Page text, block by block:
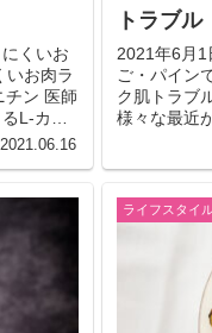
くいお
いお肉ラ
チン 医師
L-カル
2021.06.16
トラブ
2021年6月1
ご・パイン
ク肌トラブ
様々な最近
ライフスタイ